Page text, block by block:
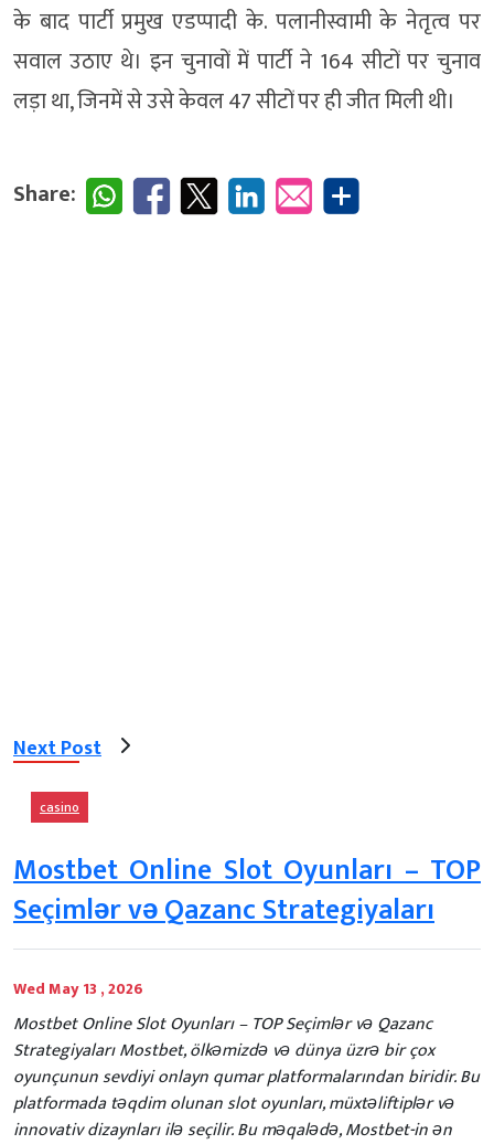
के बाद पार्टी प्रमुख एडप्पादी के. पलानीस्वामी के नेतृत्व पर
सवाल उठाए थे। इन चुनावों में पार्टी ने 164 सीटों पर चुनाव
लड़ा था, जिनमें से उसे केवल 47 सीटों पर ही जीत मिली थी।
Share:
Next Post
casino
Mostbet Online Slot Oyunları – TOP
Seçimlər və Qazanc Strategiyaları
Wed May 13 , 2026
Mostbet Online Slot Oyunları – TOP Seçimlər və Qazanc
Strategiyaları Mostbet, ölkəmizdə və dünya üzrə bir çox
oyunçunun sevdiyi onlayn qumar platformalarından biridir. Bu
platformada təqdim olunan slot oyunları, müxtəliftiplər və
innovativ dizaynları ilə seçilir. Bu məqalədə, Mostbet-in ən